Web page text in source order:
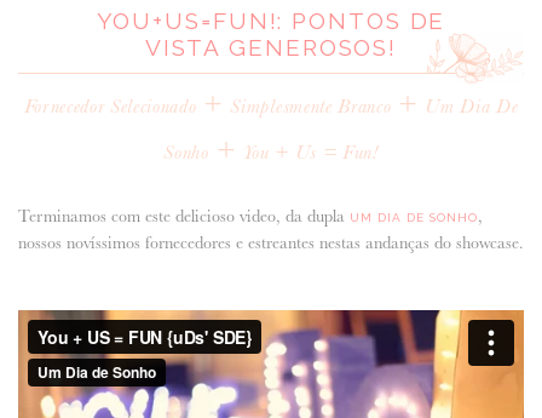
BLOG
MELHOR INSPIRAÇÃO
CASAVA-ME AQUI!
FORNECEDORES RECOMENDADOS
YOU+US=FUN!: PONTOS DE
VISTA GENEROSOS!
Fornecedor Selecionado + Simplesmente Branco + Um Dia De
Sonho + You + Us = Fun!
Terminamos com este delicioso video, da dupla UM DIA DE SONHO,
nossos novíssimos fornecedores e estreantes nestas andanças do showcase.